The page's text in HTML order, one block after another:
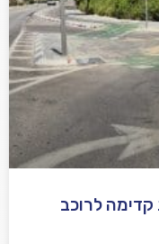
בפרטים בהתאם
שלח משוב
לרוכב